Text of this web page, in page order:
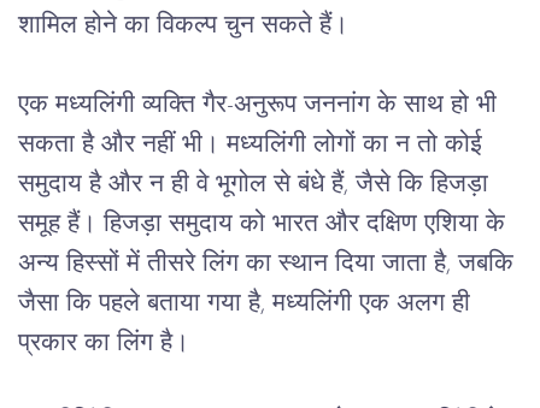
शामिल होने का विकल्प चुन सकते हैं।
एक मध्यलिंगी व्यक्ति गैर-अनुरूप जननांग के साथ हो भी
सकता है और नहीं भी। मध्यलिंगी लोगों का न तो कोई
समुदाय है और न ही वे भूगोल से बंधे हैं, जैसे कि हिजड़ा
समूह हैं। हिजड़ा समुदाय को भारत और दक्षिण एशिया के
अन्य हिस्सों में तीसरे लिंग का स्थान दिया जाता है, जबकि
जैसा कि पहले बताया गया है, मध्यलिंगी एक अलग ही
प्रकार का लिंग है।